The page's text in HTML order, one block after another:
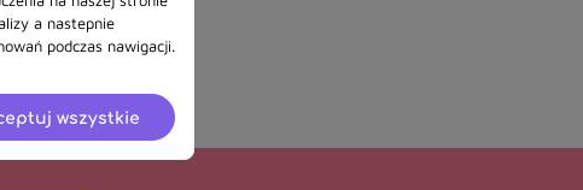
a nastepnie
podczas nawigacji.
wszystkie